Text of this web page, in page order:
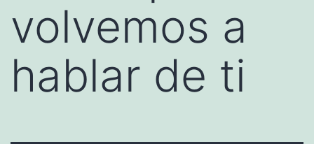
volvemos a
hablar de ti